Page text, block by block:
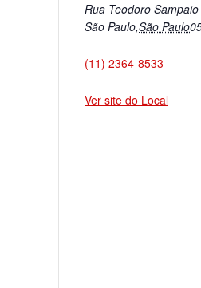
Rua Teodoro
São Paulo,São Paulo
(11) 2364-8533
Ver site do Local